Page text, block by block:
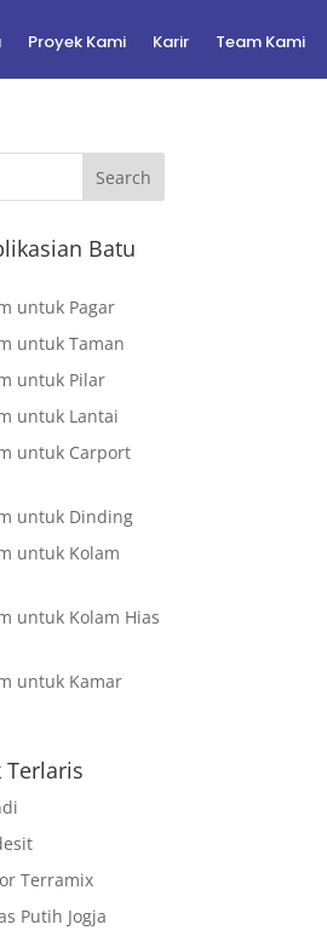
Proyek Kami Karir Team Kami
Search
Batu
untuk Pagar
untuk Taman
untuk Pilar
untuk Lantai
untuk Carport
untuk Dinding
untuk Kolam
untuk Kolam Hias
untuk Kamar
Terlaris
Terramix
Putih Jogja